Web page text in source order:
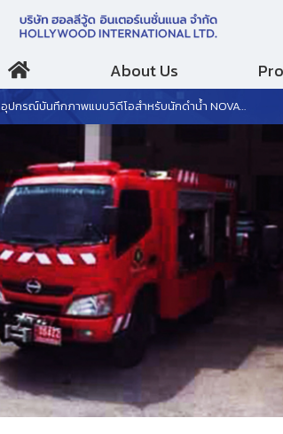
About Us
อุปกรณ์บันทึกภาพแบบวิดีโอสำหรับนักดำน้ำ NOVASUB